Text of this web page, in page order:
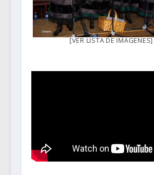
[VER LISTA DE IMÁGENES]